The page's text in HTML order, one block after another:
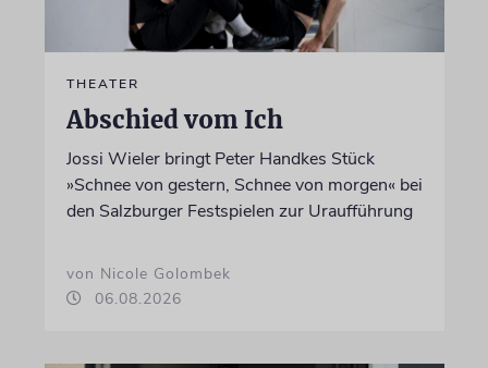
THEATER
Abschied vom Ich
Jossi Wieler bringt Peter Handkes Stück
»Schnee von gestern, Schnee von morgen« bei
den Salzburger Festspielen zur Uraufführung
von Nicole Golombek
06.08.2026